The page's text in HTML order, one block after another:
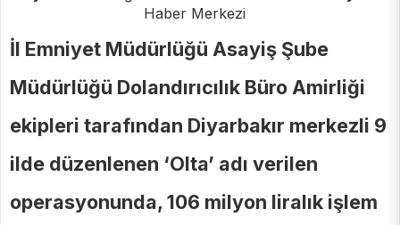
Haber Merkezi
İl Emniyet Müdürlüğü Asayiş Şube
Müdürlüğü Dolandırıcılık Büro Amirliği
ekipleri tarafından Diyarbakır merkezli 9
ilde düzenlenen ‘Olta’ adı verilen
operasyonunda, 106 milyon liralık işlem